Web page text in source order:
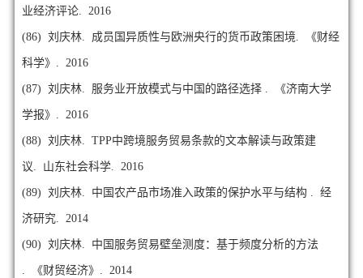
业经济评论. 2016
(86) 刘庆林. 成员国异质性与欧洲央行的货币政策困境. 《财经
科学》. 2016
(87) 刘庆林. 服务业开放模式与中国的路径选择 . 《济南大学
学报》. 2016
(88) 刘庆林. TPP中跨境服务贸易条款的文本解读与政策建
议. 山东社会科学. 2016
(89) 刘庆林. 中国农产品市场准入政策的保护水平与结构 . 经
济研究. 2014
(90) 刘庆林. 中国服务贸易壁垒测度：基于频度分析的方法
. 《财贸经济》. 2014